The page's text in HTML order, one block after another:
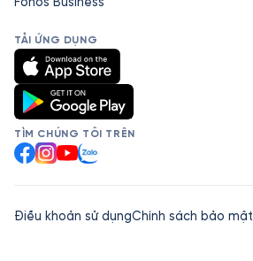
TẢI ỨNG DỤNG
TÌM CHÚNG TÔI TRÊN
Facebook
Instagram
YouTube
Zalo
Điều khoản sử dụngChính sách bảo mật